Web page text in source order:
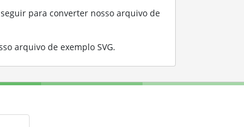
para converter nosso arquivo de
arquivo de exemplo SVG.